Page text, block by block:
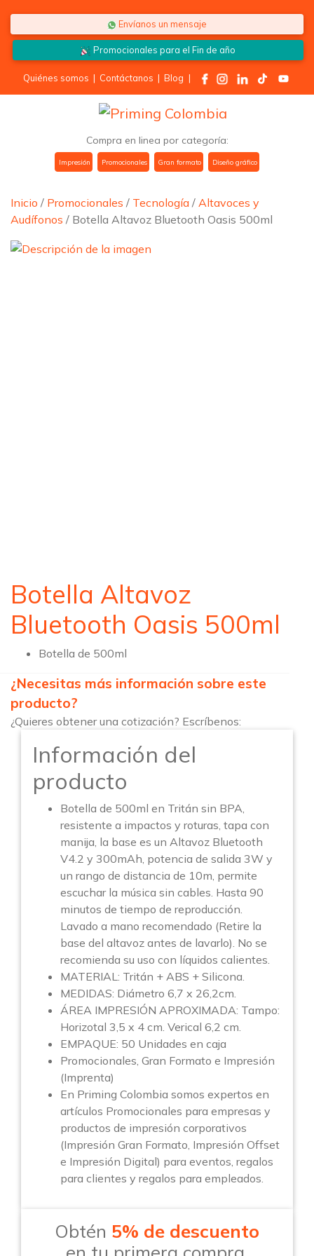
Envíanos un mensaje
Promocionales para elFin de año
Quiénes somos | Contáctanos | Blog |
Compra en linea por categoría:
Impresión Promocionales Gran formato Diseño gráfico
Inicio / Promocionales / Tecnología / Altavoces y
Audífonos / Botella Altavoz Bluetooth Oasis 500ml
Botella Altavoz
Bluetooth Oasis 500ml
Botella de 500ml
¿Necesitas más información sobre este
producto?
¿Quieres obtener una cotización? Escríbenos:
Información del
producto
Botella de 500ml en Tritán sin BPA,
resistente a impactos y roturas, tapa con
manija, la base es un Altavoz Bluetooth
V4.2 y 300mAh, potencia de salida 3W y
un rango de distancia de 10m, permite
escuchar la música sin cables. Hasta 90
minutos de tiempo de reproducción.
Lavado a mano recomendado (Retire la
base del altavoz antes de lavarlo). No se
recomienda su uso con líquidos calientes.
MATERIAL: Tritán + ABS + Silicona.
MEDIDAS: Diámetro 6,7 x 26,2cm.
ÁREA IMPRESIÓN APROXIMADA: Tampo:
Horizotal 3,5 x 4 cm. Verical 6,2 cm.
EMPAQUE: 50 Unidades en caja
Promocionales, Gran Formato e Impresión
(Imprenta)
En Priming Colombia somos expertos en
artículos Promocionales para empresas y
productos de impresión corporativos
(Impresión Gran Formato, Impresión Offset
e Impresión Digital) para eventos, regalos
para clientes y regalos para empleados.
Obtén 5% de descuento